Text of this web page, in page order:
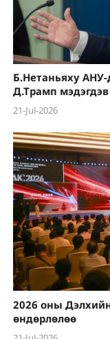
Б.Нетаньяху
Д.Трамп мэдэгдэв
21-Jul-2026
2026 оны
өндөрлөлөө